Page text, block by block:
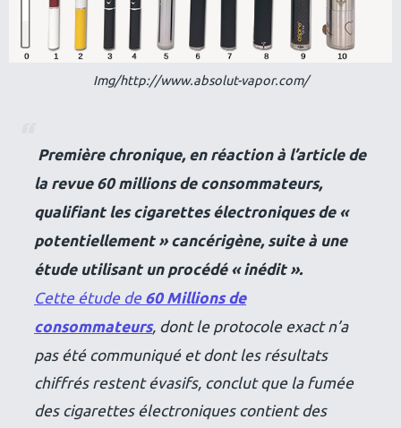
Img/http://www.absolut-vapor.com/
Première chronique, en réaction à l’article de
la revue 60 millions de consommateurs,
qualifiant les cigarettes électroniques de «
potentiellement » cancérigène, suite à une
étude utilisant un procédé « inédit ».
Cette étude de60 Millions de
consommateurs, dont le protocole exact n’a
pas été communiqué et dont les résultats
chiffrés restent évasifs, conclut que la fumée
des cigarettes électroniques contient des